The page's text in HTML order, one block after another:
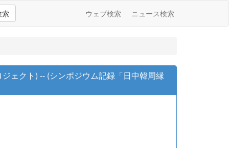
索 ウェブ検索 ニュース検索
ェクト) -- (シンポジウム記録「日中韓周縁